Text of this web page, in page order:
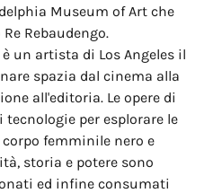
Museum of Art che
Rebaudengo.
un artista di Los Angeles il
spazia dal cinema alla
all'editoria. Le opere di
per esplorare le
femminile nero e
storia e potere sono
ed infine consumati